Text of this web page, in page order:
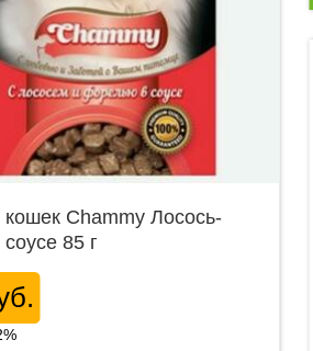
Chammy Лосось-
85 г